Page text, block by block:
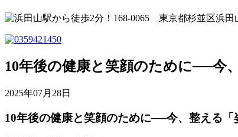
10年後の健康と笑顔のために──今
2025年07月28日
10年後の健康と笑顔のために──今、整える「